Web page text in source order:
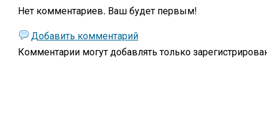
Нет комментариев. Ваш будет первым!
Добавить комментарий
Комментарии могут добавлять только